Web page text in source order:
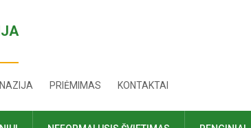
PRIĖMIMAS KONTAKTAI